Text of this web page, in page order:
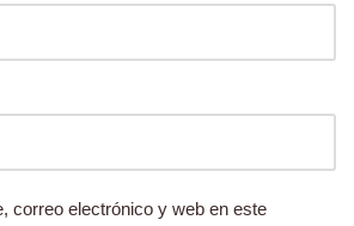
correo electrónico y web en este